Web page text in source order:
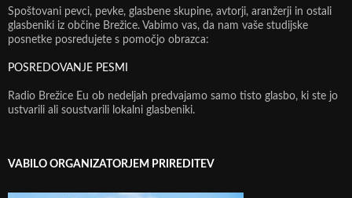
Spoštovani pevci, pevke, glasbene skupine, avtorji, aranžerji in ostali
glasbeniki iz občine Brežice. Vabimo vas, da nam vaše studijske
posnetke posredujete s pomočjo obrazca:
POSREDOVANJE PESMI
Radio Brežice Eu ob nedeljah predvajamo samo tisto glasbo, ki ste jo
ustvarili ali soustvarili lokalni glasbeniki.
VABILO ORGANIZATORJEM PRIREDITEV